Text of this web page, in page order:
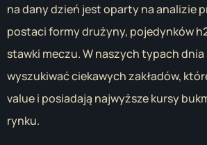
na dany dzień jest oparty na analizie
postaci formy drużyny, pojedynków
stawki meczu. W naszych typach
wyszukiwać ciekawych zakładów,
value i posiadają najwyższe kursy
rynku.